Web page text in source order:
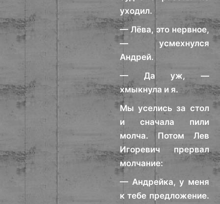
уходил.
— Лёва, это нервное,
— усмехнулся
Андрей.
— Да уж, —
хмыкнула и я.
Мы уселись за стол
и сначала пили
молча. Потом Лев
Игоревич прервал
молчание:
— Андрейка, у меня
к тебе предложение.